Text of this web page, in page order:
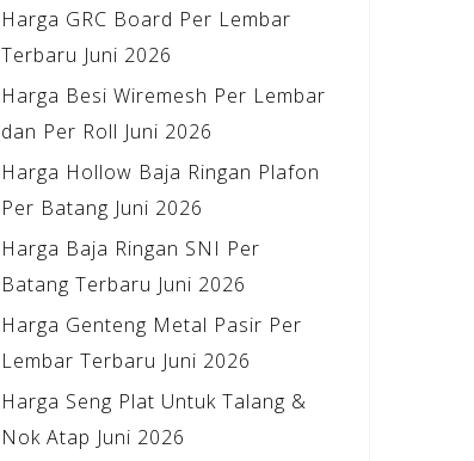
Harga GRC Board Per Lembar
Terbaru Juni 2026
Harga Besi Wiremesh Per Lembar
dan Per Roll Juni 2026
Harga Hollow Baja Ringan Plafon
Per Batang Juni 2026
Harga Baja Ringan SNI Per
Batang Terbaru Juni 2026
Harga Genteng Metal Pasir Per
Lembar Terbaru Juni 2026
Harga Seng Plat Untuk Talang &
Nok Atap Juni 2026